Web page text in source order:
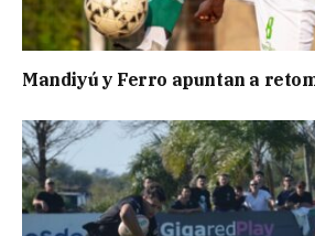
Mandiyú y Ferro apuntan a